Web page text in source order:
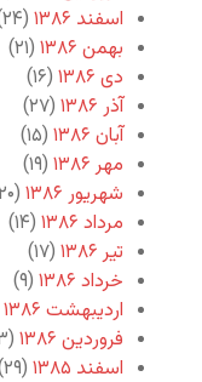
اسفند ۱۳۸۶
(۲۴)
بهمن ۱۳۸۶
(۲۱)
دی ۱۳۸۶
(۱۶)
آذر ۱۳۸۶
(۲۷)
آبان ۱۳۸۶
(۱۵)
مهر ۱۳۸۶
(۱۹)
شهریور ۱۳۸۶
(۲۰)
مرداد ۱۳۸۶
(۱۴)
تیر ۱۳۸۶
(۱۷)
خرداد ۱۳۸۶
(۹)
اردیبهشت ۱۳۸۶
فروردین ۱۳۸۶
(۲۳)
اسفند ۱۳۸۵
(۲۹)